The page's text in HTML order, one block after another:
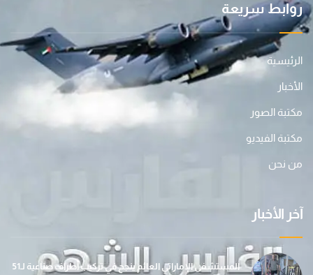
روابط سريعة
الرئيسية
الأخبار
مكتبة الصور
مكتبة الفيديو
من نحن
آخر الأخبار
المستشفى الإماراتي العائم ينجح في تركيب أطراف صناعية لـ51